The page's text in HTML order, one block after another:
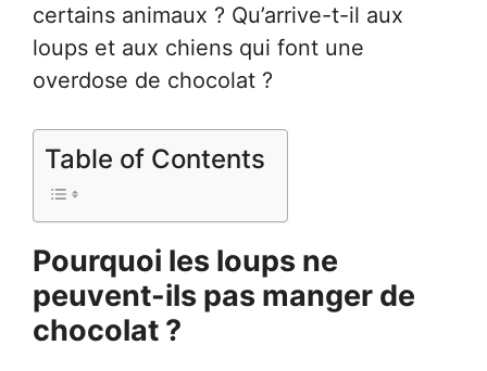
certains animaux ? Qu’arrive-t-il aux
loups et aux chiens qui font une
overdose de chocolat ?
Table of Contents
Pourquoi les loups ne
peuvent-ils pas manger de
chocolat ?